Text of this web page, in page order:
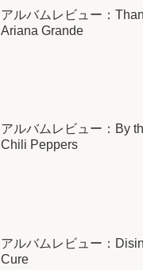
アルバムレビュー：
Ariana Grande
アルバムレビュー：By
Chili Peppers
アルバムレビュー：
Cure